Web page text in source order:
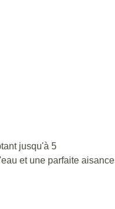
jusqu'à 5
et une parfaite aisance